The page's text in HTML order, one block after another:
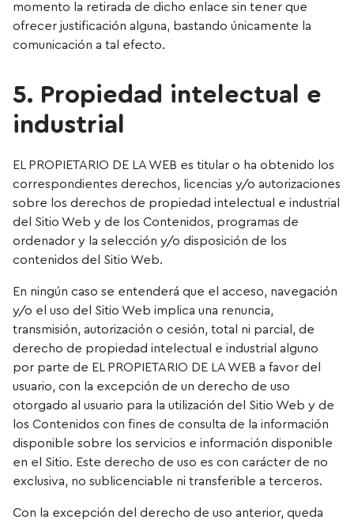
momento la retirada de dicho enlace sin tener que
ofrecer justificación alguna, bastando únicamente la
comunicación a tal efecto.
5. Propiedad intelectual e
industrial
EL PROPIETARIO DE LA WEB es titular o ha obtenido los
correspondientes derechos, licencias y/o autorizaciones
sobre los derechos de propiedad intelectual e industrial
del Sitio Web y de los Contenidos, programas de
ordenador y la selección y/o disposición de los
contenidos del Sitio Web.
En ningún caso se entenderá que el acceso, navegación
y/o el uso del Sitio Web implica una renuncia,
transmisión, autorización o cesión, total ni parcial, de
derecho de propiedad intelectual e industrial alguno
por parte de EL PROPIETARIO DE LA WEB a favor del
usuario, con la excepción de un derecho de uso
otorgado al usuario para la utilización del Sitio Web y de
los Contenidos con fines de consulta de la información
disponible sobre los servicios e información disponible
en el Sitio. Este derecho de uso es con carácter de no
exclusiva, no sublicenciable ni transferible a terceros.
Con la excepción del derecho de uso anterior, queda